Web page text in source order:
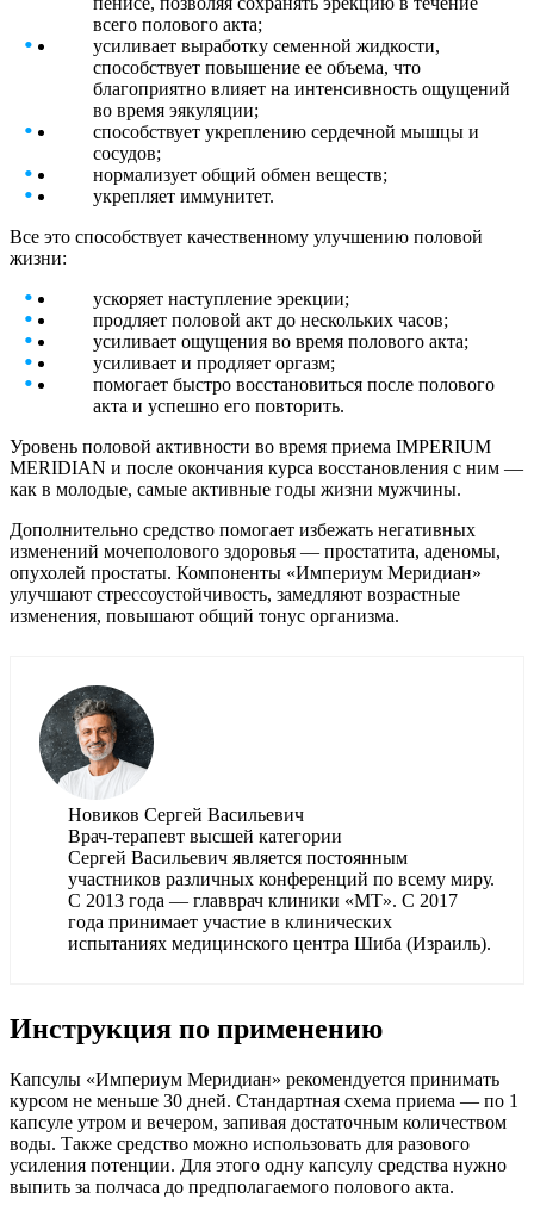
всего полового акта;
усиливает выработку семенной жидкости,
способствует повышение ее объема, что
благоприятно влияет на интенсивность ощущений
во время эякуляции;
способствует укреплению сердечной мышцы и
сосудов;
нормализует общий обмен веществ;
укрепляет иммунитет.
Все это способствует качественному улучшению половой
жизни:
ускоряет наступление эрекции;
продляет половой акт до нескольких часов;
усиливает ощущения во время полового акта;
усиливает и продляет оргазм;
помогает быстро восстановиться после полового
акта и успешно его повторить.
Уровень половой активности во время приема IMPERIUM
MERIDIAN и после окончания курса восстановления с ним —
как в молодые, самые активные годы жизни мужчины.
Дополнительно средство помогает избежать негативных
изменений мочеполового здоровья — простатита, аденомы,
опухолей простаты. Компоненты «Империум Меридиан»
улучшают стрессоустойчивость, замедляют возрастные
изменения, повышают общий тонус организма.
Новиков Сергей Васильевич
Врач-терапевт высшей категории
Сергей Васильевич является постоянным
участников различных конференций по всему миру.
С 2013 года — главврач клиники «МТ». С 2017
года принимает участие в клинических
испытаниях медицинского центра Шиба (Израиль).
Инструкция по применению
Капсулы «Империум Меридиан» рекомендуется принимать
курсом не меньше 30 дней. Стандартная схема приема — по 1
капсуле утром и вечером, запивая достаточным количеством
воды. Также средство можно использовать для разового
усиления потенции. Для этого одну капсулу средства нужно
выпить за полчаса до предполагаемого полового акта.